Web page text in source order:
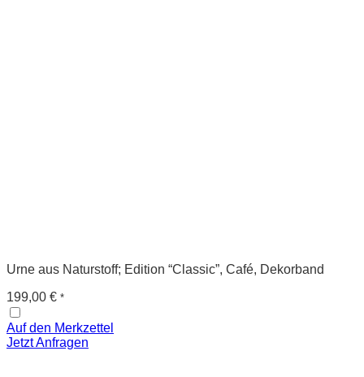
Urne aus Naturstoff; Edition “Classic”, Café, Dekorband
199,00 € *
Auf den Merkzettel
Jetzt Anfragen